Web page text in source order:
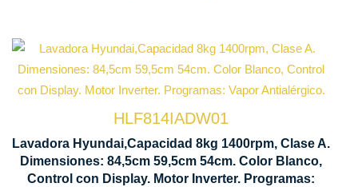
HLF814IADW01
Lavadora Hyundai,Capacidad 8kg 1400rpm, Clase A.
Dimensiones: 84,5cm 59,5cm 54cm. Color Blanco,
Control con Display. Motor Inverter. Programas:
Motor Inverter
845 x 595 x